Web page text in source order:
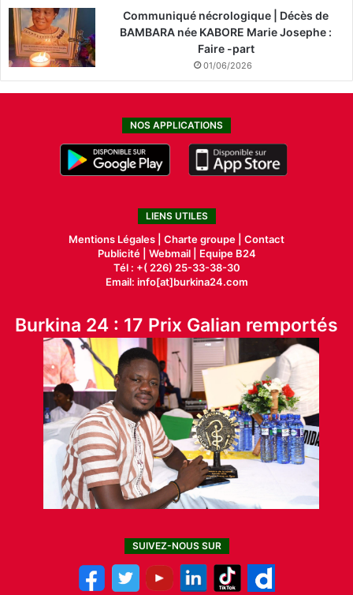
Communiqué nécrologique | Décès de
BAMBARA née KABORE Marie Josephe :
Faire -part
01/06/2026
NOS APPLICATIONS
LIENS UTILES
Mentions Légales | Charte groupe | Contact
Publicité| Webmail |
Equipe B24
Tél : +( 226) 25-33-38-30
Email: info[at]burkina24.com
Burkina 24 : 17 Prix Galian remportés
SUIVEZ-NOUS SUR